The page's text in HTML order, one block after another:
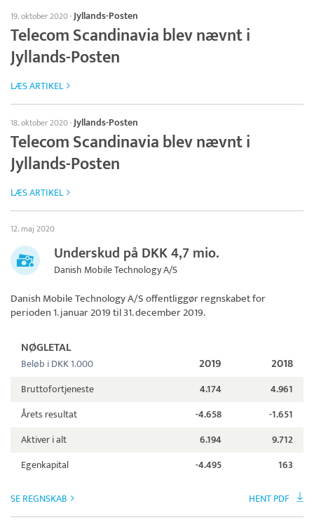
19. oktober 2020·Jyllands-Posten
Telecom Scandinavia blev nævnt i
Jyllands-Posten
LÆS ARTIKEL
18. oktober 2020·Jyllands-Posten
Telecom Scandinavia blev nævnt i
Jyllands-Posten
LÆS ARTIKEL
12. maj 2020
Underskud på DKK 4,7 mio.
Danish Mobile Technology A/S
Danish Mobile Technology A/Soffentliggør regnskabet for
perioden 1. januar 2019 til 31. december 2019.
NØGLETAL
Beløb i DKK 1.000 2019 2018
Bruttofortjeneste 4.174
4.961
Årets resultat
-4.658
-1.651
Aktiver i alt
6.194
9.712
Egenkapital
-4.495 163
SE REGNSKAB HENT PDF